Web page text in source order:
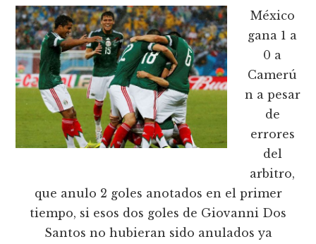
México
gana 1 a
0 a
Camerú
n a pesar
de
errores
del
arbitro,
que anulo 2 goles anotados en el primer
tiempo, si esos dos goles de Giovanni Dos
Santos no hubieran sido anulados ya